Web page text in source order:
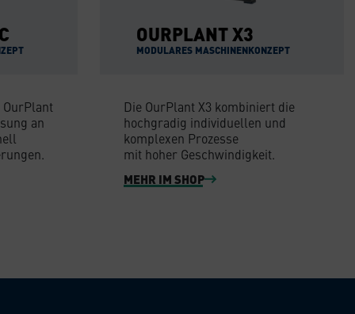
an
OURPLANT X3
MODULARES MASCHINENKONZEPT
Die OurPlant X3 kombiniert die
hochgradig individuellen und
komplexen Prozesse
mit hoher Geschwindigkeit.
MEHR IM SHOP